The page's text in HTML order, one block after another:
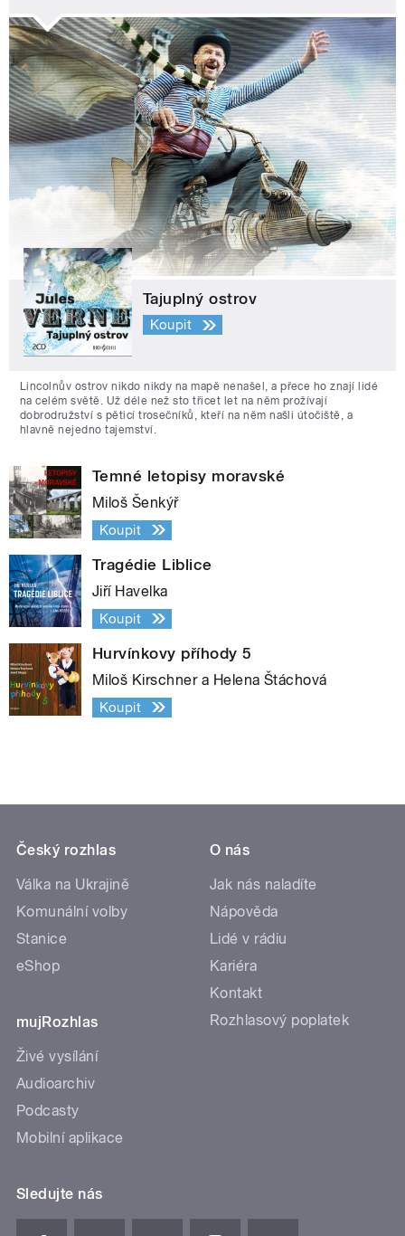
Tajuplný ostrov
Koupit
Lincolnův ostrov nikdo nikdy na mapě nenašel, a přece ho znají lidé
na celém světě. Už déle než sto třicet let na něm prožívají
dobrodružství s pěticí trosečníků, kteří na něm našli útočiště, a
hlavně nejedno tajemství.
Temné letopisy moravské
Miloš Šenkýř
Koupit
Tragédie Liblice
Jiří Havelka
Koupit
Hurvínkovy příhody 5
Miloš Kirschner a Helena Štáchová
Koupit
Český rozhlas
Válka na Ukrajině
Komunální volby
Stanice
eShop
mujRozhlas
Živé vysílání
Audioarchiv
Podcasty
Mobilní aplikace
O nás
Jak nás naladíte
Nápověda
Lidé v rádiu
Kariéra
Kontakt
Rozhlasový poplatek
Sledujte nás